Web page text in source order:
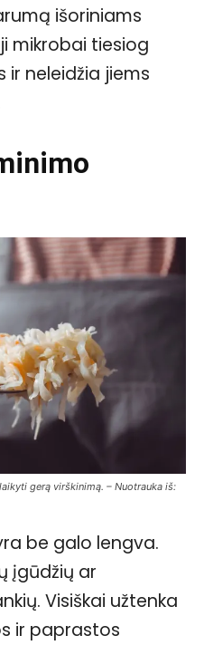
išoriniams
mikrobai tiesiog
ir neleidžia jiems
gerą virškinimą. – Nuotrauka iš:
be galo lengva.
įgūdžių ar
Visiškai užtenka
ir paprastos